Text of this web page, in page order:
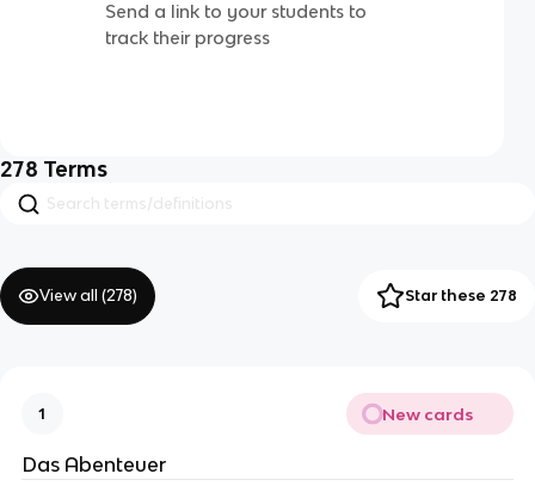
Send a link to your students to
track their progress
278 Terms
View all (278) Star these 278
1 New cards
Das Abenteuer